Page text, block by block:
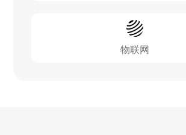
物联网